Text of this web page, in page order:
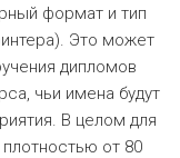
формат и тип
Это может
дипломов
чьи имена будут
В целом для
от 80